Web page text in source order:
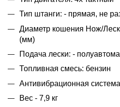
Тип штанги: - прямая, не
Диаметр кошения Нож/
(мм)
Подача лески: -
Топливная смесь: бензин
Антивибрационная
Вес - 7,9 кг